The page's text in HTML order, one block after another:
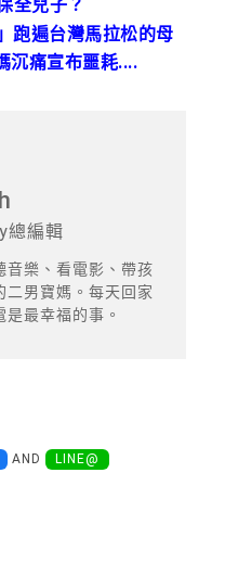
全兒子？
跑遍台灣馬拉松的母
沉痛宣布噩耗....
總編輯
音樂、看電影、帶孩
二男寶媽。每天回家
是最幸福的事。
AND LINE@